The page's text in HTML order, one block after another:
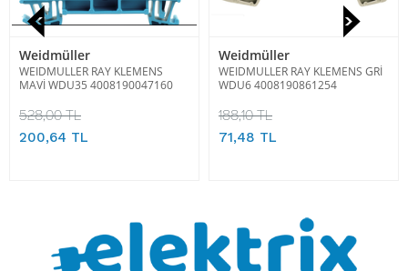
Weidmüller
WEIDMULLER RAY KLEMENS
MAVİ WDU35 4008190047160
528,00 TL
200,64 TL
Weidmüller
WEIDMULLER RAY KLEMENS GRİ
WDU6 4008190861254
188,10 TL
71,48 TL